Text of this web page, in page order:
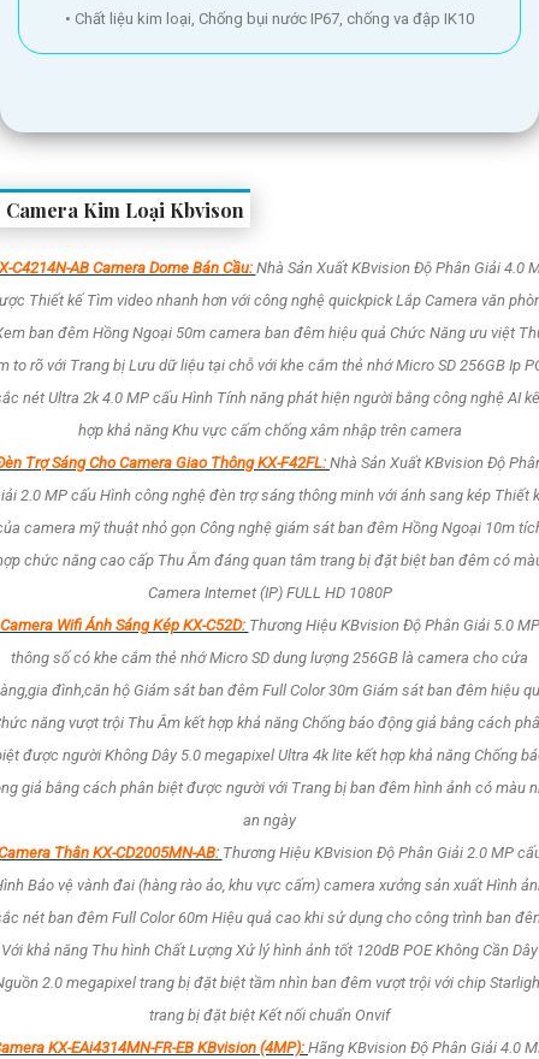
• Chất liệu kim loại, Chống bụi nước IP67, chống va đập IK10
Camera Kim Loại Kbvison
C4214N-AB Camera Dome Bán Cầu: Nhà Sản Xuất KBvision Độ Phân Giải 4.0
Thiết kế Tìm video nhanh hơn với công nghệ quickpick Lắp Camera văn
ban đêm Hồng Ngoại 50m camera ban đêm hiệu quả Chức Năng ưu việt
to rõ với Trang bị Lưu dữ liệu tại chỗ với khe cắm thẻ nhớ Micro SD 256GB Ip
nét Ultra 2k 4.0 MP cấu Hình Tính năng phát hiện người bằng công nghệ AI
hợp khả năng Khu vực cấm chống xâm nhập trên camera
Trợ Sáng Cho Camera Giao Thông KX-F42FL: Nhà Sản Xuất KBvision Độ
2.0 MP cấu Hình công nghệ đèn trợ sáng thông minh với ánh sang kép Thiết
camera mỹ thuật nhỏ gọn Công nghệ giám sát ban đêm Hồng Ngoại 10m
chức năng cao cấp Thu Âm đáng quan tâm trang bị đặt biệt ban đêm có
Camera Internet (IP) FULL HD 1080P
Camera Wifi Ánh Sáng Kép KX-C52D: Thương Hiệu KBvision Độ Phân Giải 5.0 MP
thông số có khe cắm thẻ nhớ Micro SD dung lượng 256GB là camera cho cửa
đình,căn hộ Giám sát ban đêm Full Color 30m Giám sát ban đêm hiệu
năng vượt trội Thu Âm kết hợp khả năng Chống báo động giả bằng cách
được người Không Dây 5.0 megapixel Ultra 4k lite kết hợp khả năng Chống
giả bằng cách phân biệt được người với Trang bị ban đêm hình ảnh có màu
an ngày
Thân KX-CD2005MN-AB: Thương Hiệu KBvision Độ Phân Giải 2.0 MP
Bảo vệ vành đai (hàng rào ảo, khu vực cấm) camera xưởng sản xuất Hình
nét ban đêm Full Color 60m Hiệu quả cao khi sử dụng cho công trình ban
Với khả năng Thu hình Chất Lượng Xử lý hình ảnh tốt 120dB POE Không Cần Dây
2.0 megapixel trang bị đặt biệt tầm nhìn ban đêm vượt trội với chip
trang bị đặt biệt Kết nối chuẩn Onvif
KX-EAi4314MN-FR-EB KBvision (4MP): Hãng KBvision Độ Phân Giải 4.0